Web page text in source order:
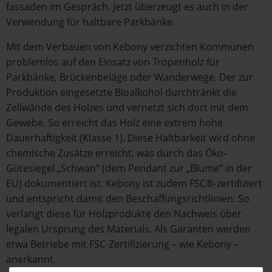
fassaden im Gespräch. Jetzt überzeugt es auch in der
Verwendung für haltbare Parkbänke.
Mit dem Verbauen von Kebony verzichten Kommunen
problemlos auf den Einsatz von Tropenholz für
Parkbänke, Brückenbeläge oder Wanderwege. Der zur
Produktion eingesetzte Bioalkohol durchtränkt die
Zellwände des Holzes und vernetzt sich dort mit dem
Gewebe. So erreicht das Holz eine extrem hohe
Dauerhaftigkeit (Klasse 1). Diese Haltbarkeit wird ohne
chemische Zusätze erreicht, was durch das Öko-
Gütesiegel „Schwan“ (dem Pendant zur „Blume“ in der
EU) dokumentiert ist. Kebony ist zudem FSC®-zertifiziert
und entspricht damit den Beschaffungsrichtlinien. So
verlangt diese für Holzprodukte den Nachweis über
legalen Ursprung des Materials. Als Garanten werden
etwa Betriebe mit FSC-Zertifizierung – wie Kebony –
anerkannt.